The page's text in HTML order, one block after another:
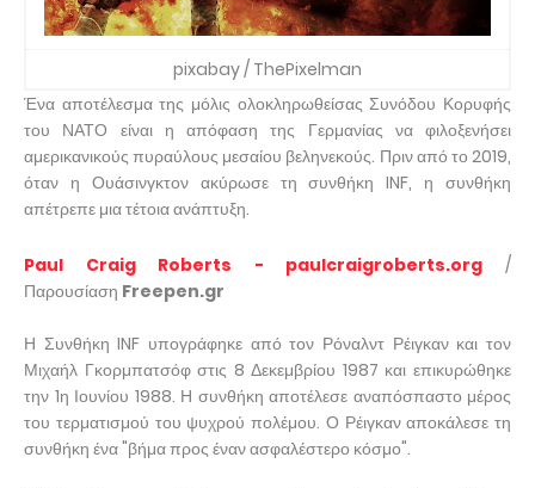
pixabay / ThePixelman
Ένα αποτέλεσμα της μόλις ολοκληρωθείσας Συνόδου Κορυφής
του ΝΑΤΟ είναι η απόφαση της Γερμανίας να φιλοξενήσει
αμερικανικούς πυραύλους μεσαίου βεληνεκούς. Πριν από το 2019,
όταν η Ουάσινγκτον ακύρωσε τη συνθήκη INF, η συνθήκη
απέτρεπε μια τέτοια ανάπτυξη.
Paul Craig Roberts - paulcraigroberts.org /
Παρουσίαση Freepen.gr
Η Συνθήκη INF υπογράφηκε από τον Ρόναλντ Ρέιγκαν και τον
Μιχαήλ Γκορμπατσόφ στις 8 Δεκεμβρίου 1987 και επικυρώθηκε
την 1η Ιουνίου 1988. Η συνθήκη αποτέλεσε αναπόσπαστο μέρος
του τερματισμού του ψυχρού πολέμου. Ο Ρέιγκαν αποκάλεσε τη
συνθήκη ένα "βήμα προς έναν ασφαλέστερο κόσμο".